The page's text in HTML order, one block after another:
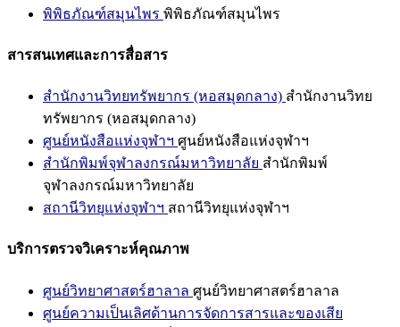
พิพิธภัณฑ์สมุนไพร พิพิธภัณฑ์สมุนไพร
สารสนเทศและการสื่อสาร
สำนักงานวิทยทรัพยากร (หอสมุดกลาง) สำนักงานวิทย
ทรัพยากร (หอสมุดกลาง)
ศูนย์หนังสือแห่งจุฬาฯ ศูนย์หนังสือแห่งจุฬาฯ
สำนักพิมพ์จุฬาลงกรณ์มหาวิทยาลัย สำนักพิมพ์
จุฬาลงกรณ์มหาวิทยาลัย
สถานีวิทยุแห่งจุฬาฯ สถานีวิทยุแห่งจุฬาฯ
บริการตรวจวิเคราะห์คุณภาพ
ศูนย์วิทยาศาสตร์ฮาลาล ศูนย์วิทยาศาสตร์ฮาลาล
ศูนย์ความเป็นเลิศด้านการจัดการสารและของเสีย